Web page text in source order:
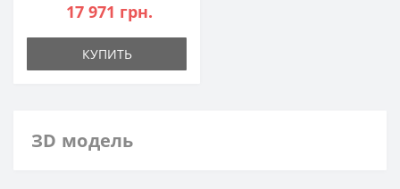
17 971 грн.
КУПИТЬ
ЗD модель